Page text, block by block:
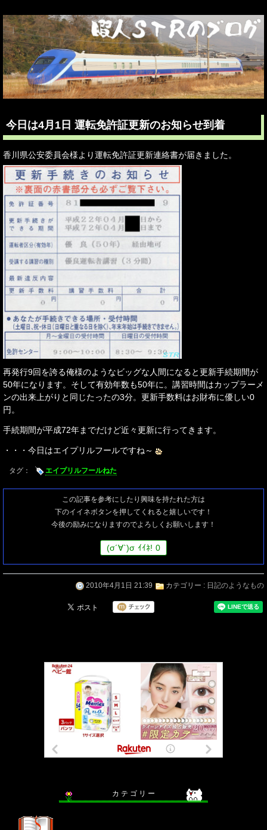
今日は4月1日 運転免許証更新のお知らせ到着
香川県公安委員会様より運転免許証更新連絡書が届きました。
再発行9回を誇る俺様のようなビッグな人間になると更新手続期間が
50年になります。そして有効年数も50年に。講習時間はカップラーメ
ンの出来上がりと同じたったの3分。更新手数料はお財布に優しい0
円。
手続期間が平成72年までだけど近々更新に行ってきます。
・・・今日はエイプリルフールですね～
タグ： エイプリルフールねた
この記事を参考にしたり興味を持たれた方は
下のイイネボタンを押してくれると嬉しいです！
今後の励みになりますのでよろしくお願いします！
(σ´∀`)σ ｲｲﾈ! 0
2010年4月1日 21:39 カテゴリー : 日記のようなもの
カ テ ゴ リ ー